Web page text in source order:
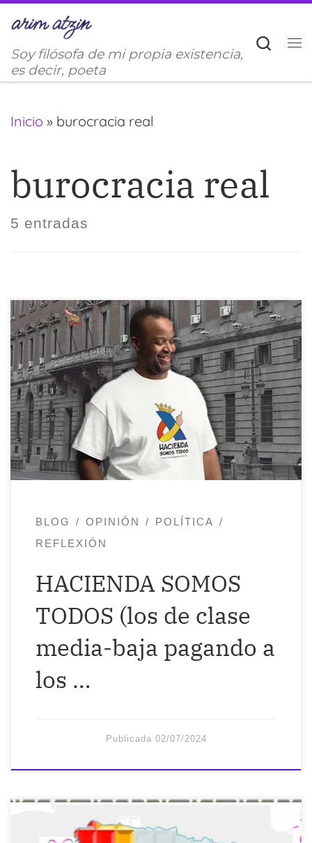
Saltar al contenido
Soy filósofa de mi propia existencia,
es decir, poeta
Inicio » burocracia real
burocracia real
5 entradas
Este año, tengo que pagar 2.400 euros a
Hacienda. ¿Por qué? Porque ellos dictan
las normas y uno se jode.
¿Qué hice yo
para merecer esto? Me están multando
por haber traba-bajado en más de una
empresa durante un año y por no
haberme dado cuenta de que en […]
BLOG OPINIÓN
POLÍTICA
REFLEXIÓN
HACIENDA SOMOS
TODOS (los de clase
media-baja pagando a
los …
Publicada 02/07/2024
A veces pienso que se quieren reír de mí